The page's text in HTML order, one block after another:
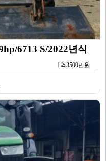
6713 S/2022년식
1억3500만원